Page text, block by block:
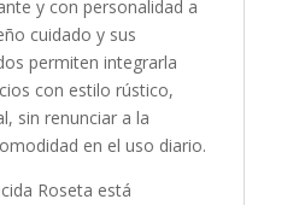
y con personalidad a
cuidado y sus
permiten integrarla
con estilo rústico,
sin renunciar a la
en el uso diario.
Roseta está